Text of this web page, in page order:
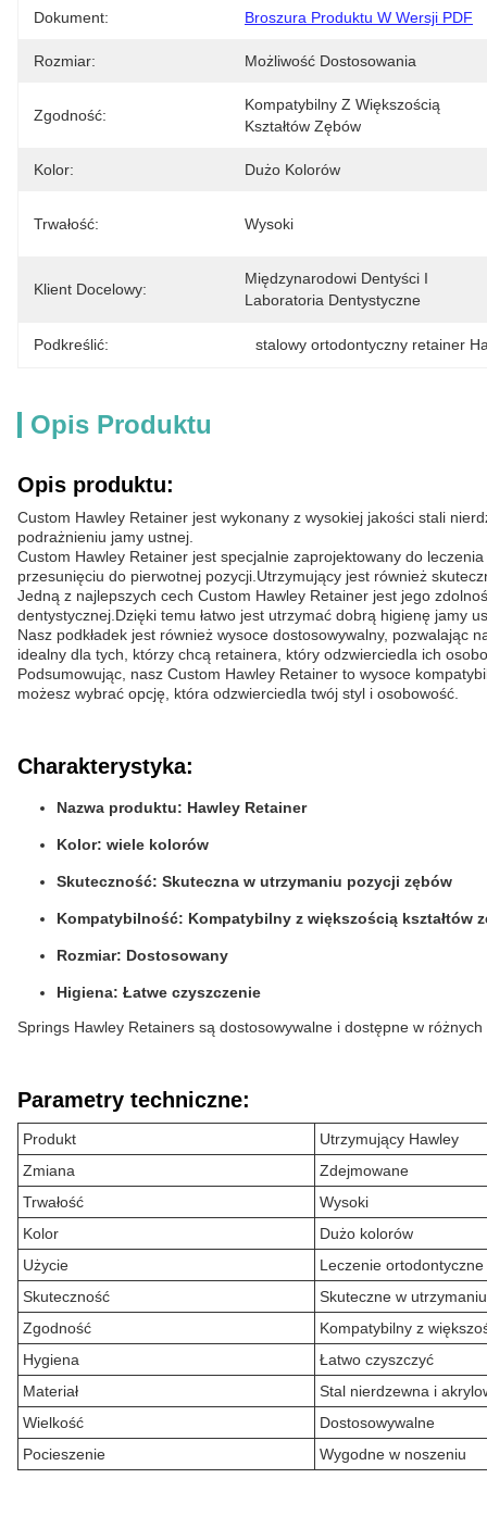
Dokument: Broszura Produktu W Wersji PDF
Rozmiar: Możliwość Dostosowania
Zgodność:
Kompatybilny Z Większością
Kształtów Zębów
Kolor: Dużo Kolorów
Trwałość: Wysoki
Klient Docelowy:
Międzynarodowi Dentyści I
Laboratoria Dentystyczne
Podkreślić: stalowy ortodontyczny retainer
Opis Produktu
Opis produktu:
Custom Hawley Retainer jest wykonany z wysokiej jakości stali
podrażnieniu jamy ustnej.
Custom Hawley Retainer jest specjalnie zaprojektowany do
przesunięciu do pierwotnej pozycji.Utrzymujący jest również
Jedną z najlepszych cech Custom Hawley Retainer jest jego
dentystycznej.Dzięki temu łatwo jest utrzymać dobrą higienę jamy
Nasz podkładek jest również wysoce dostosowywalny,
idealny dla tych, którzy chcą retainera, który odzwierciedla ich
Podsumowując, nasz Custom Hawley Retainer to wysoce
możesz wybrać opcję, która odzwierciedla twój styl i osobowość.
Charakterystyka:
Nazwa produktu: Hawley Retainer
Kolor: wiele kolorów
Skuteczność: Skuteczna w utrzymaniu pozycji zębów
Kompatybilność: Kompatybilny z większością kształtów
Rozmiar: Dostosowany
Higiena: Łatwe czyszczenie
Springs Hawley Retainers są dostosowywalne i dostępne w
Parametry techniczne:
Produkt
Utrzymujący Hawley
Zmiana
Zdejmowane
Trwałość
Wysoki
Kolor
Dużo kolorów
Użycie
Leczenie ortodontyczne
Skuteczność
Skuteczne w
Zgodność
Kompatybilny z
Hygiena
Łatwo czyszczyć
Materiał
Stal nierdzewna i
Wielkość
Dostosowywalne
Pocieszenie
Wygodne w noszeniu